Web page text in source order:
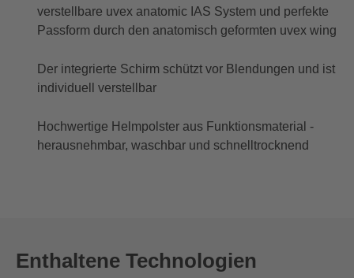
verstellbare uvex anatomic IAS System und perfekte
Passform durch den anatomisch geformten uvex wing
Der integrierte Schirm schützt vor Blendungen und ist
individuell verstellbar
Hochwertige Helmpolster aus Funktionsmaterial -
herausnehmbar, waschbar und schnelltrocknend
Enthaltene Technologien